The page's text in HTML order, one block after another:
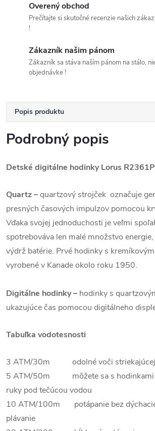
Overený obchod
Prečítajte si skutočné recenzie našich
!
Zákazník našim pánom
Zákazník sa stáva naším pánom na stálo,
objednávke !
Popis produktu
Podrobný popis
Detské digitálne hodinky Lorus
Quartz –quartzový strojček označuje
presných časových impulzov pomocou
Vďaka svojej jednoduchosti je veľmi
spotrebováva len malé množstvo
výdrž batérie. Prvé hodinky s
vyrobené v Kanade okolo roku 1950.
Digitálne hodinky – hodinky s
ukazujúce čas pomocou digitálneho
Tabuľka vodotesnosti
3 ATM/30m odolné voči striekajúcej
5 ATM/50m môžete sa s hodinkami
ruky pod tečúcou vodou
10 ATM/100m potápanie bez
plávanie